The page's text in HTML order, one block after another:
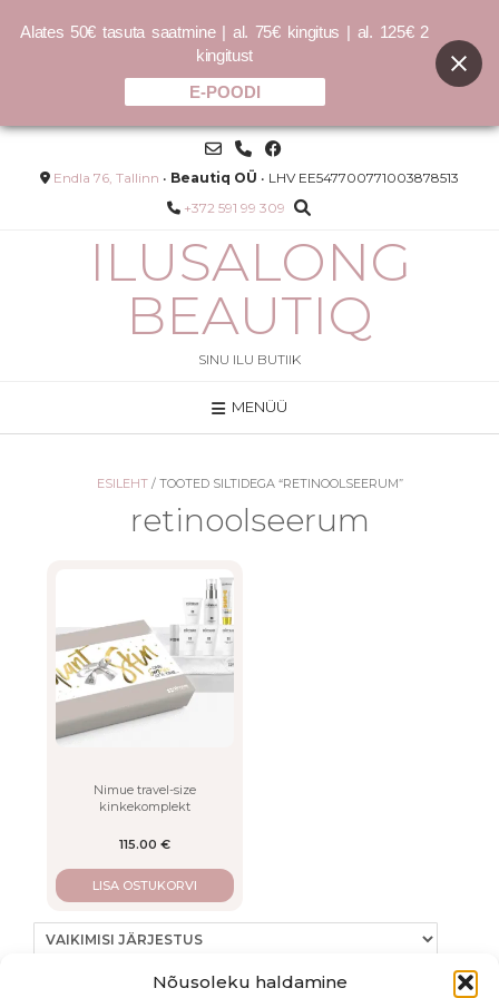
Nõusoleku haldamine
KILLER.CURLS
40.00€
LISA
Skip
contentEndla 76, Tallinn • Beautiq OÜ • LHV EE547700771003878513
+372 591 99 309
ILUSALONG
BEAUTIQ
SINU ILU BUTIIK
MENÜÜ
ESILEHT/ TOOTED SILTIDEGA “RETINOOLSEERUM”
retinoolseerum
Nimue travel-size
kinkekomplekt
115.00 €
LISA OSTUKORVI
Alates 50€ tasuta saatmine | al. 75€ kingitus | al. 125€ 2
kingitust
E-POODI